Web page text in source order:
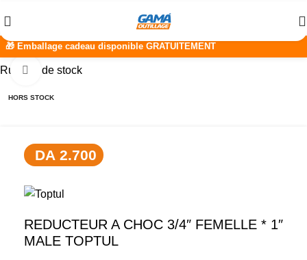
Rupture de stock
HORS STOCK
Click to enlarge
DA 2.700
REDUCTEUR A CHOC 3/4″ FEMELLE * 1″
MALE TOPTUL